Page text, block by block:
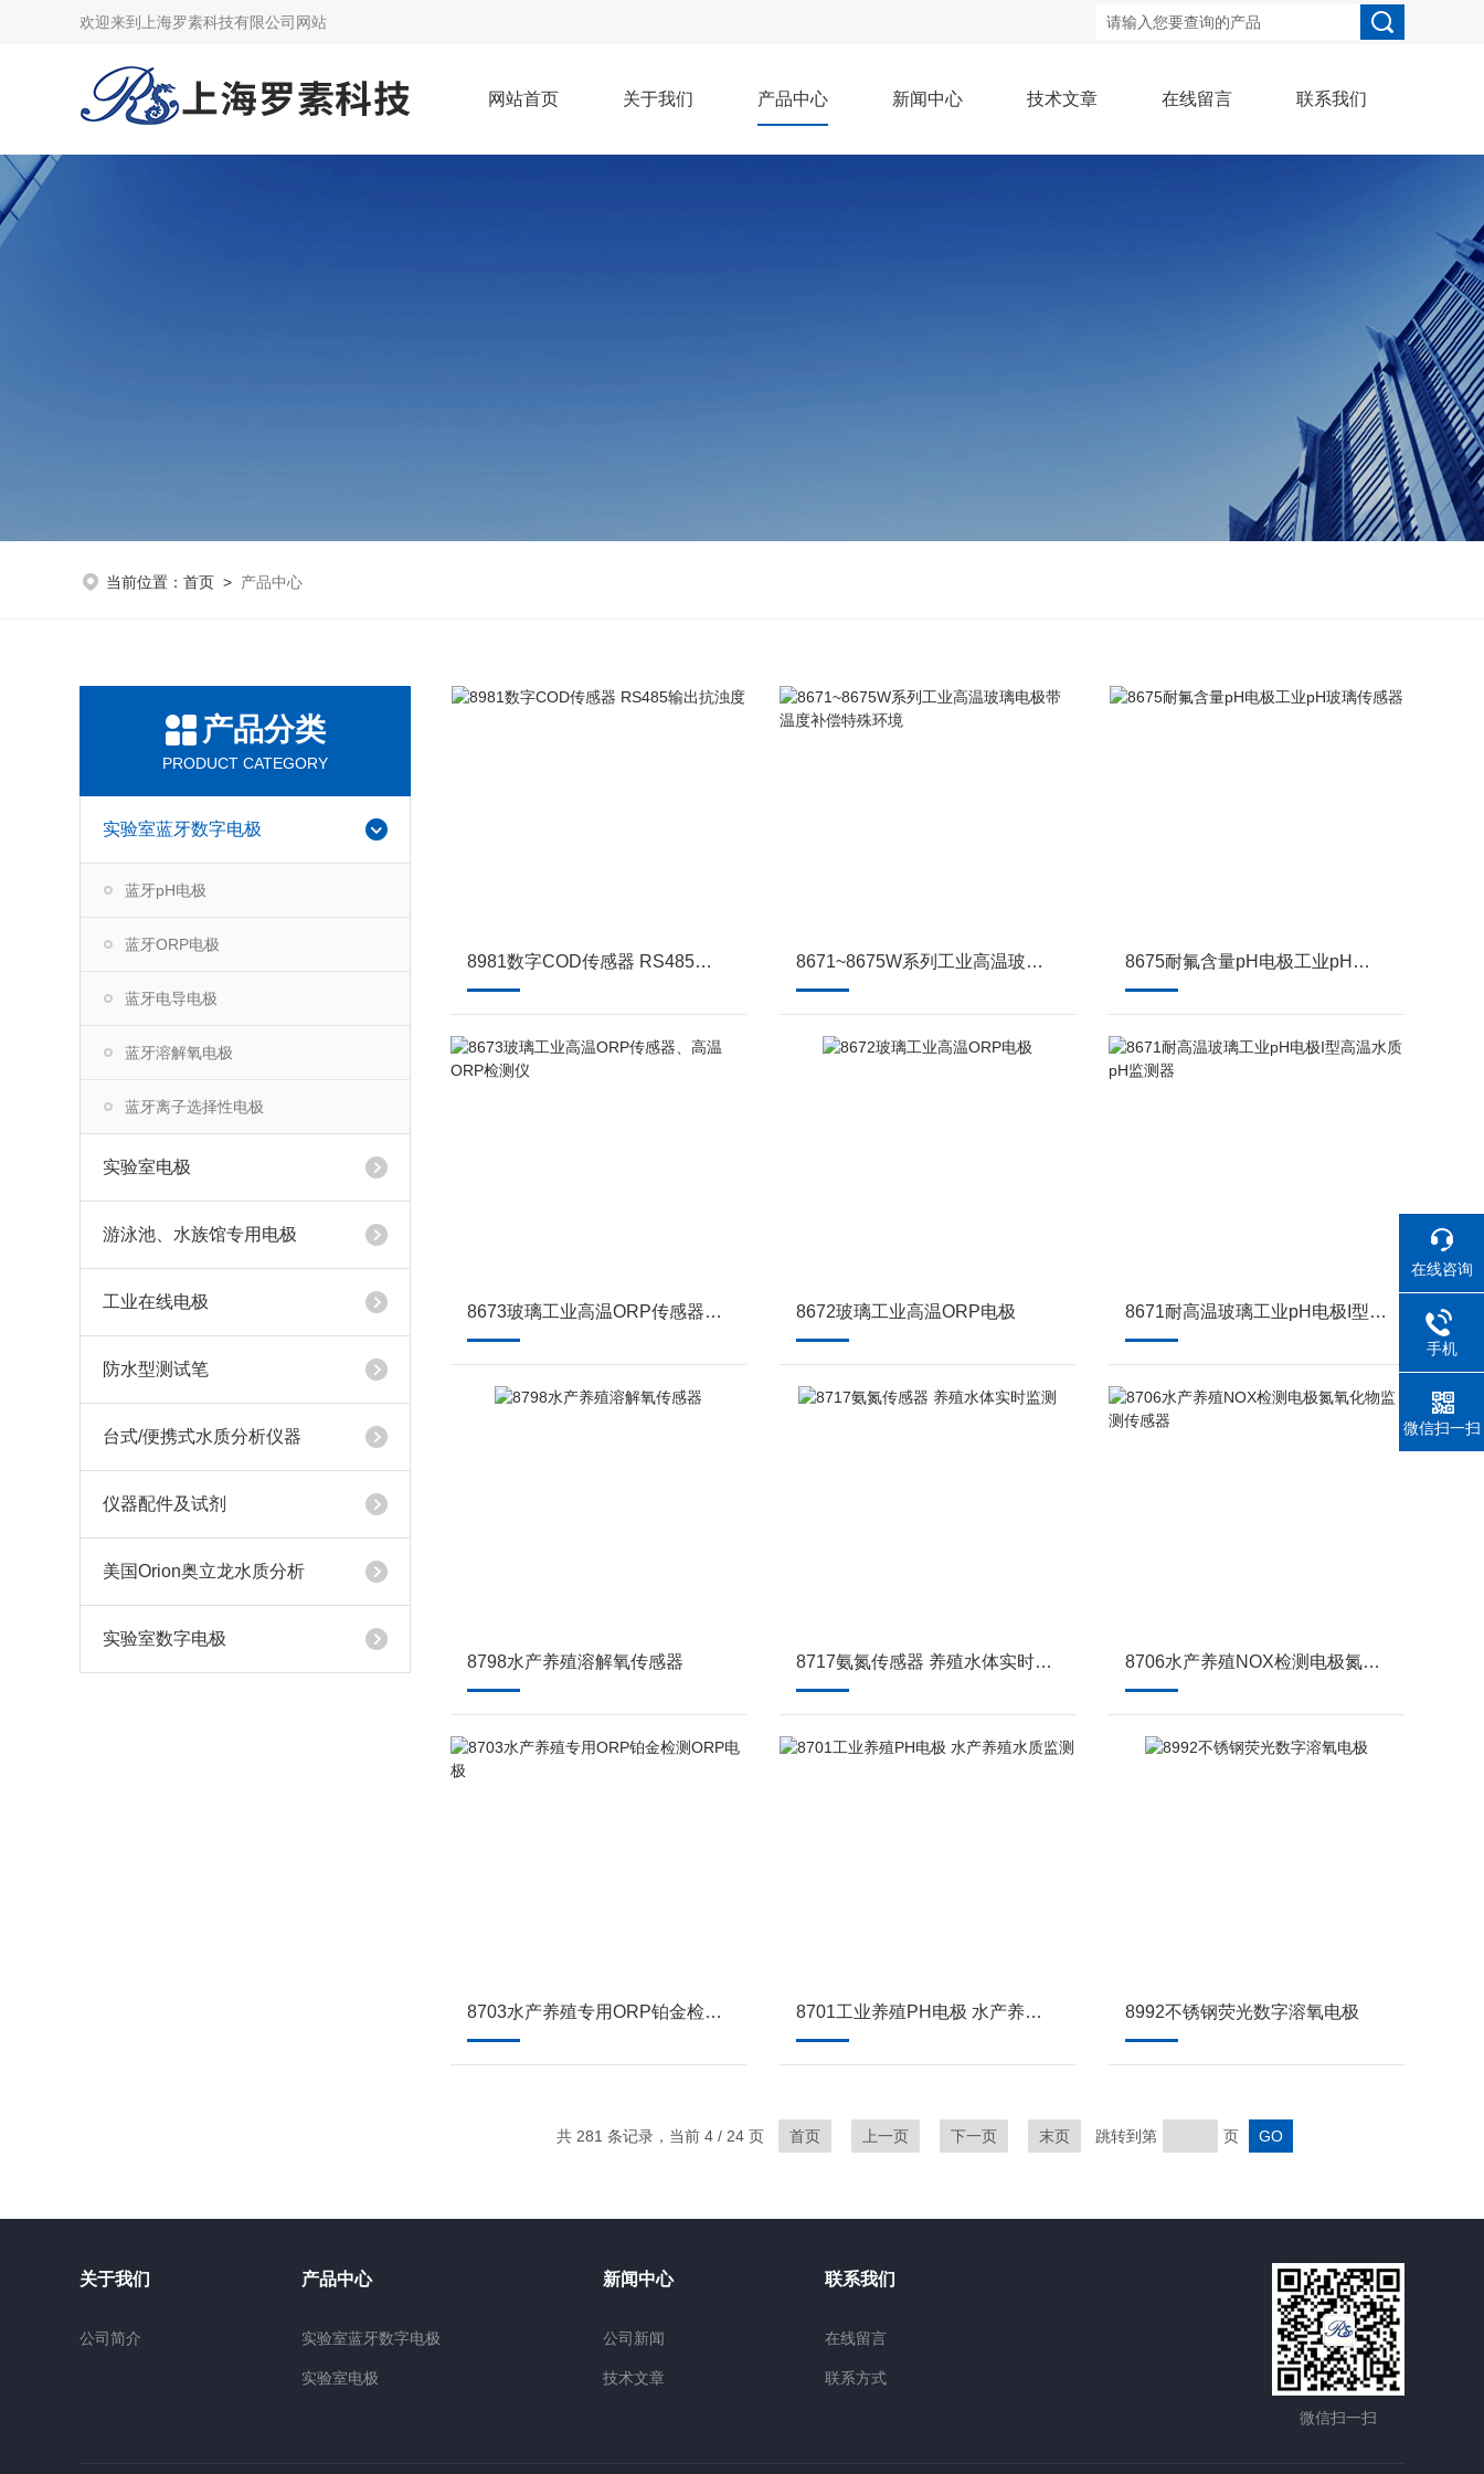
欢迎来到上海罗素科技有限公司网站
网站首页 关于我们 产品中心 新闻中心 技术文章 在线留言 联系我们
当前位置： 首页 > 产品中心
产品分类
PRODUCT CATEGORY
实验室蓝牙数字电极
蓝牙pH电极
蓝牙ORP电极
蓝牙电导电极
蓝牙溶解氧电极
蓝牙离子选择性电极
实验室电极
游泳池、水族馆专用电极
工业在线电极
防水型测试笔
台式/便携式水质分析仪器
仪器配件及试剂
美国Orion奥立龙水质分析
实验室数字电极
8981数字COD传感器 RS485输出抗浊度 8671~8675W系列工业高温玻璃电极带温度补偿特殊环境 8675耐氟含量pH电极工业pH玻璃传感器
8673玻璃工业高温ORP传感器、高温ORP检测仪 8672玻璃工业高温ORP电极 8671耐高温玻璃工业pH电极I型高温水质pH监测器
8798水产养殖溶解氧传感器 8717氨氮传感器 养殖水体实时监测 8706水产养殖NOX检测电极氮氧化物监测传感器
8703水产养殖专用ORP铂金检测ORP电极 8701工业养殖PH电极 水产养殖水质监测 8992不锈钢荧光数字溶氧电极
共 281 条记录，当前 4 / 24 页 首页 上一页 下一页 末页 跳转到第 页
关于我们
公司简介
产品中心
实验室蓝牙数字电极
实验室电极
新闻中心
公司新闻
技术文章
联系我们
在线留言
联系方式
微信扫一扫
在线咨询
手机
微信扫一扫